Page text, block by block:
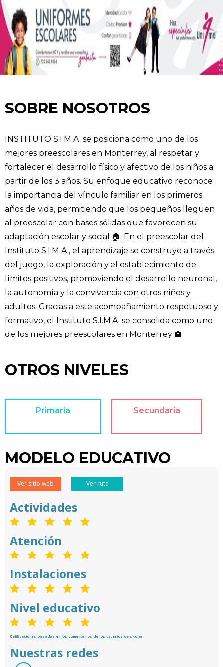
SOBRE NOSOTROS
INSTITUTO S.I.M.A. se posiciona como uno de los
mejores preescolares en Monterrey, al respetar y
fortalecer el desarrollo físico y afectivo de los niños a
partir de los 3 años. Su enfoque educativo reconoce
la importancia del vínculo familiar en los primeros
años de vida, permitiendo que los pequeños lleguen
al preescolar con bases sólidas que favorecen su
adaptación escolar y social 🏠. En el preescolar del
Instituto S.I.M.A., el aprendizaje se construye a través
del juego, la exploración y el establecimiento de
límites positivos, promoviendo el desarrollo neuronal,
la autonomía y la convivencia con otros niños y
adultos. Gracias a este acompañamiento respetuoso y
formativo, el Instituto S.I.M.A. se consolida como uno
de los mejores preescolares en Monterrey 🏫.
OTROS NIVELES
Primaria Secundaria
MODELO EDUCATIVO
Ver sitio web Ver ruta
Actividades
Atención
Instalaciones
Nivel educativo
Calificaciones basadas en los comentarios de los usuarios de skolar
Nuestras redes